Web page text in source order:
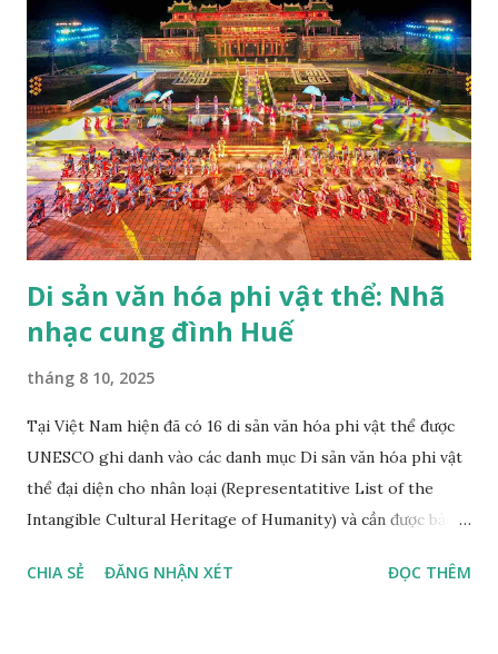
Di sản văn hóa phi vật thể: Nhã
nhạc cung đình Huế
tháng 8 10, 2025
Tại Việt Nam hiện đã có 16 di sản văn hóa phi vật thể được
UNESCO ghi danh vào các danh mục Di sản văn hóa phi vật
thể đại diện cho nhân loại (Representatitive List of the
Intangible Cultural Heritage of Humanity) và cần được bảo
Urgent Safeguarding) theo thứ tự năm công nhận mới nhất
CHIA SẺ ĐĂNG NHẬN XÉT ĐỌC THÊM